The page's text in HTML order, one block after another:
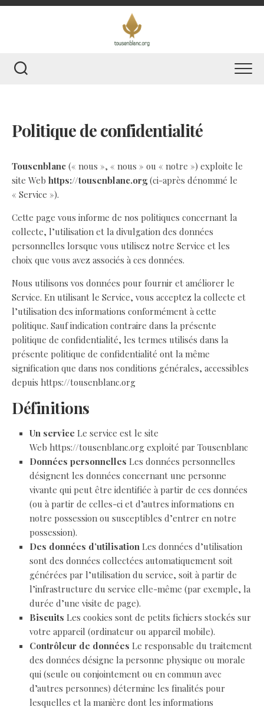
Skip
Politique de confidentialité
Tousenblanc (« nous », « nous » ou « notre ») exploite le
site Web https://tousenblanc.org (ci-après dénommé le
« Service »).
Cette page vous informe de nos politiques concernant la
collecte, l’utilisation et la divulgation des données
personnelles lorsque vous utilisez notre Service et les
choix que vous avez associés à ces données.
Nous utilisons vos données pour fournir et améliorer le
Service. En utilisant le Service, vous acceptez la collecte et
l’utilisation des informations conformément à cette
politique. Sauf indication contraire dans la présente
politique de confidentialité, les termes utilisés dans la
présente politique de confidentialité ont la même
signification que dans nos conditions générales, accessibles
depuis https://tousenblanc.org
Définitions
Un service Le service est le site
Web https://tousenblanc.org exploité par Tousenblanc
Données personnelles Les données personnelles
désignent les données concernant une personne
vivante qui peut être identifiée à partir de ces données
(ou à partir de celles-ci et d’autres informations en
notre possession ou susceptibles d’entrer en notre
possession).
Des données d’utilisation Les données d’utilisation
sont des données collectées automatiquement soit
générées par l’utilisation du service, soit à partir de
l’infrastructure du service elle-même (par exemple, la
durée d’une visite de page).
Biscuits Les cookies sont de petits fichiers stockés sur
votre appareil (ordinateur ou appareil mobile).
Contrôleur de données Le responsable du traitement
des données désigne la personne physique ou morale
qui (seule ou conjointement ou en commun avec
d’autres personnes) détermine les finalités pour
lesquelles et la manière dont les informations